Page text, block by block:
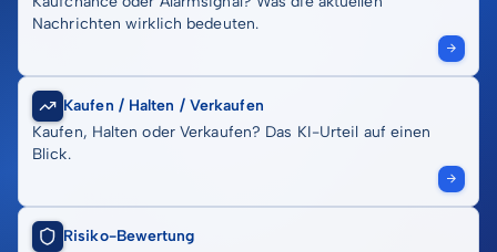
Nachrichten wirklich bedeuten.
Kaufen / Halten / Verkaufen
Kaufen, Halten oder Verkaufen? Das KI-Urteil auf einen
Blick.
Risiko-Bewertung